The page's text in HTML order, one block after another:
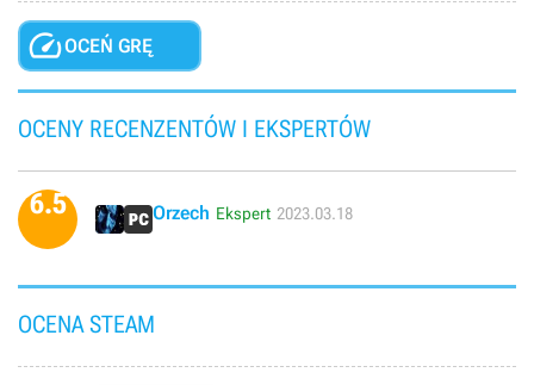
OCEŃ GRĘ
OCENY RECENZENTÓW I EKSPERTÓW
6.5 Orzech Ekspert 2023.03.18
OCENA STEAM